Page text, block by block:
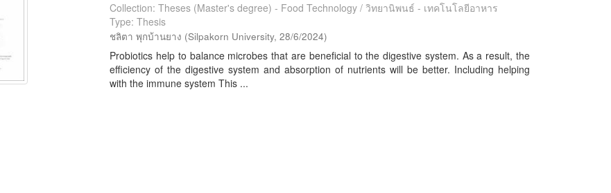
Collection: Theses (Master's degree) - Food Technology / วิทยานิพนธ์ - เทคโนโลยีอาหาร
Type: Thesis
ชลิตา พุกบ้านยาง (Silpakorn University,28/6/2024)
Probiotics help to balance microbes that are beneficial to the digestive system. As a result, the
efficiency of the digestive system and absorption of nutrients will be better. Including helping
with the immune system This ...